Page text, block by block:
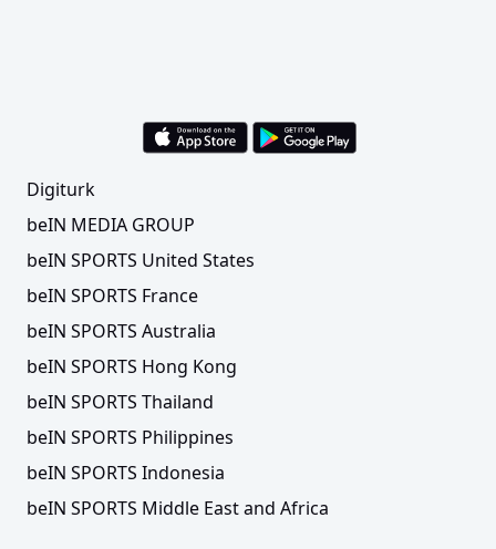
Digiturk
beIN MEDIA GROUP
beIN SPORTS United States
beIN SPORTS France
beIN SPORTS Australia
beIN SPORTS Hong Kong
beIN SPORTS Thailand
beIN SPORTS Philippines
beIN SPORTS Indonesia
beIN SPORTS Middle East and Africa